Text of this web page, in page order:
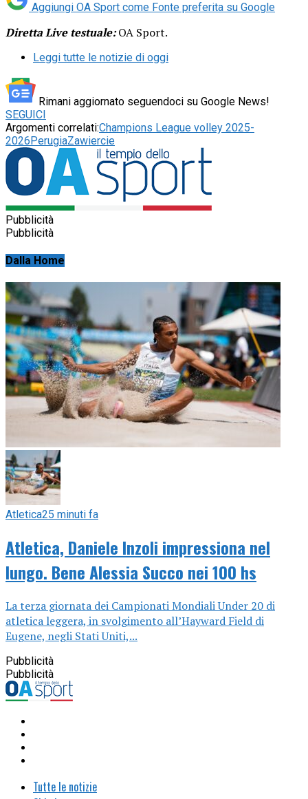
Aggiungi OA Sport come Fonte preferita su Google
Diretta Live testuale: OA Sport.
Leggi tutte le notizie di oggi
Rimani aggiornato seguendoci su Google News!
SEGUICI
Argomenti correlati:Champions League volley 2025-
2026 PerugiaZawiercie
Pubblicità
Pubblicità
Dalla Home
Atletica25 minuti fa
Atletica, Daniele Inzoli impressiona nel
lungo. Bene Alessia Succo nei 100 hs
La terza giornata dei Campionati Mondiali Under 20 di
atletica leggera, in svolgimento all’Hayward Field di
Eugene, negli Stati Uniti,...
Pubblicità
Pubblicità
Tutte le notizie